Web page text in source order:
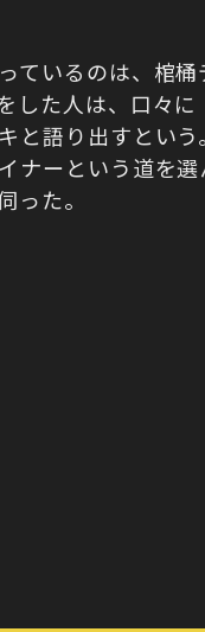
ているのは、棺桶
した人は、口々に
と語り出すという
ナーという道を選
った。